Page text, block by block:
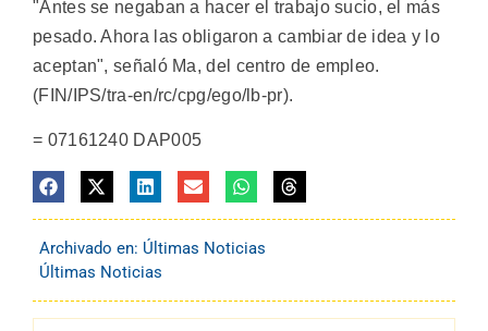
"Antes se negaban a hacer el trabajo sucio, el más
pesado. Ahora las obligaron a cambiar de idea y lo
aceptan", señaló Ma, del centro de empleo.
(FIN/IPS/tra-en/rc/cpg/ego/lb-pr).
= 07161240 DAP005
Archivado en: Últimas Noticias
Últimas Noticias